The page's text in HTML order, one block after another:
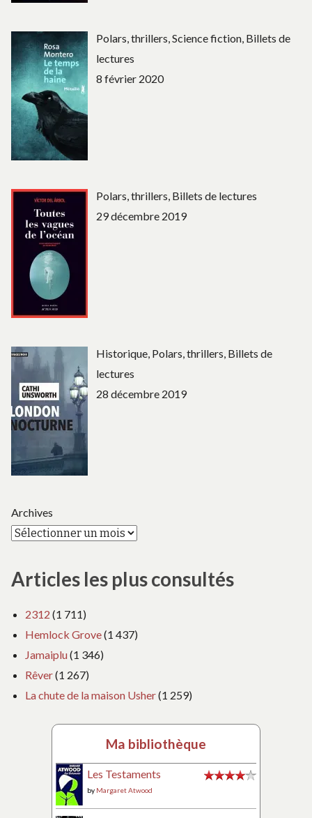
Polars, thrillers, Science fiction, Billets de
lectures
8 février 2020
Polars, thrillers, Billets de lectures
29 décembre 2019
Historique, Polars, thrillers, Billets de
lectures
28 décembre 2019
Archives
Articles les plus consultés
2312 (1 711)
Hemlock Grove(1 437)
Jamaiplu(1 346)
Rêver(1 267)
La chute de la maison Usher(1 259)
Ma bibliothèque
Les Testaments
by Margaret Atwood